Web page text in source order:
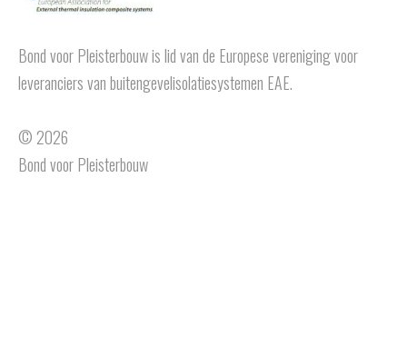
Bond voor Pleisterbouw is lid van de Europese vereniging voor
leveranciers van buitengevelisolatiesystemen EAE.
© 2026
Bond voor Pleisterbouw